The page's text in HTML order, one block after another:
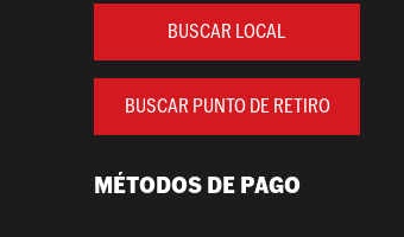
BUSCAR LOCAL
BUSCAR PUNTO DE RETIRO
MÉTODOS DE PAGO